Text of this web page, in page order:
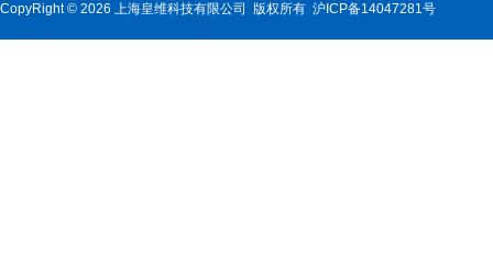
CopyRight © 2026 上海皇维科技有限公司 版权所有 沪ICP备14047281号